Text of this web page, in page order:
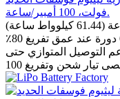
فولت، 100 أمبير/ساعة.
الطاقة المقدرة 614.4 فولت 100 أمبير ساعة (61.44 كيلوواط ساعة)
مصنوع من خلايا جديدة من الدرجة أ 6000 دورة عند عمق تفريغ 80٪
التوصيل المتوازي حتى